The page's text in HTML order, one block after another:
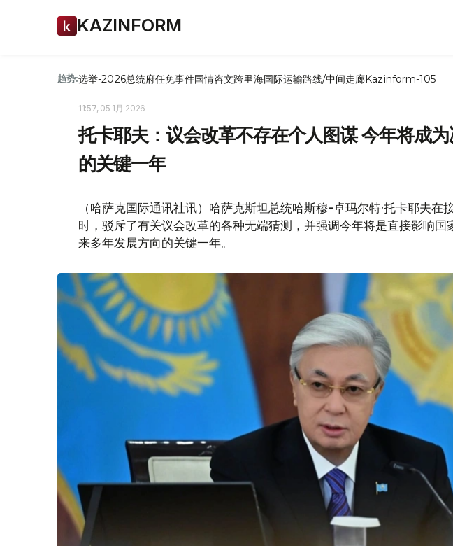
KAZINFORM
趋势:选举-2026总统府任免事件国情咨文跨里海国际运输路线/中间走廊Kazinform-105
11:57, 05 1月 2026
托卡耶夫：议会改革不存在个人图谋 今年将成
的关键一年
（哈萨克国际通讯社讯）哈萨克斯坦总统哈斯穆-卓玛尔特·托卡耶夫在
时，驳斥了有关议会改革的各种无端猜测，并强调今年将是直接影响国
来多年发展方向的关键一年。